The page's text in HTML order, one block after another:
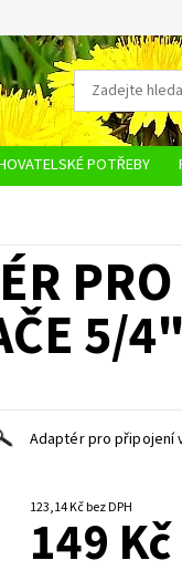
POTŘEBY
5/4"
Adaptér pro připojení
123,14 Kč bez DPH
149 Kč